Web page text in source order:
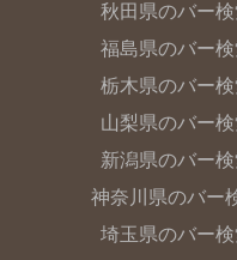
秋田県のバー検
福島県のバー検
栃木県のバー検
山梨県のバー
新潟県のバー
神奈川県のバー
埼玉県のバー検